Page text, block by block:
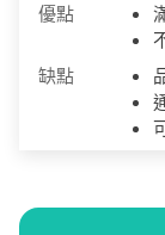
優點
缺點